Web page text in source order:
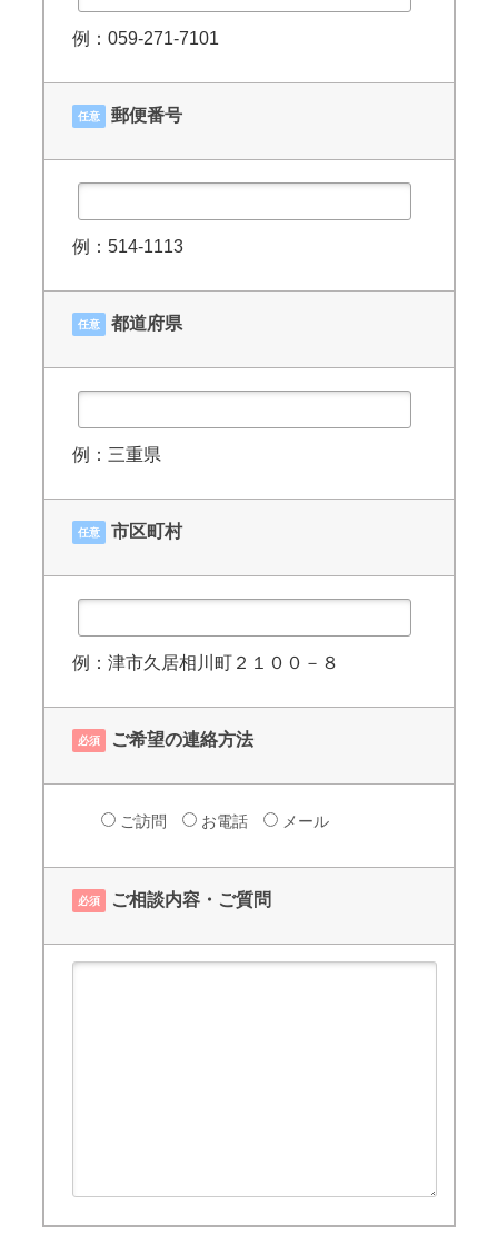
例：059-271-7101
任意 郵便番号
例：514-1113
任意 都道府県
例：三重県
任意 市区町村
例：津市久居相川町２１００－８
必須 ご希望の連絡方法
ご訪問 お電話 メール
必須 ご相談内容・ご質問